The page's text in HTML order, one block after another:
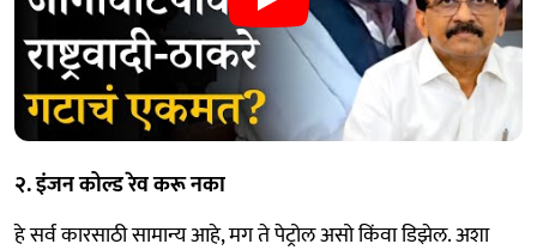
२. इंजन कोल्ड रेव करू नका
हे सर्व कारसाठी सामान्य आहे, मग ते पेट्रोल असो किंवा डिझेल. अशा